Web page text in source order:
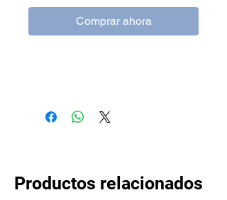
Comprar ahora
Productos relacionados